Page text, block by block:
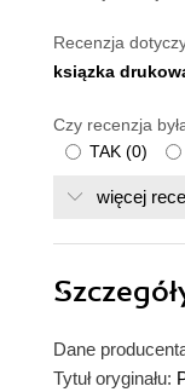
Recenzja
ksiązka
Czy recenzja
TAK (0)
więcej
Dane
Tytuł oryginału: